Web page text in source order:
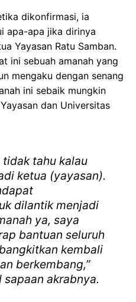
dikonfirmasi, ia
apa-apa jika dirinya
Yayasan Ratu Samban.
ini sebuah amanah yang
mengaku dengan senang
ini sebaik mungkin
dan Universitas
tidak tahu kalau
ketua (yayasan).
dilantik menjadi
ya, saya
bantuan seluruh
kembali
berkembang,”
akrabnya.